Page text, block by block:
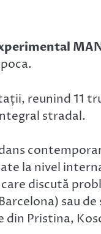
reunind 11
stradal.
la nivel
discută
sau de
din Pristina,